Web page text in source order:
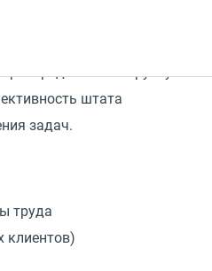
нагрузку
штата
задач.
труда
клиентов)